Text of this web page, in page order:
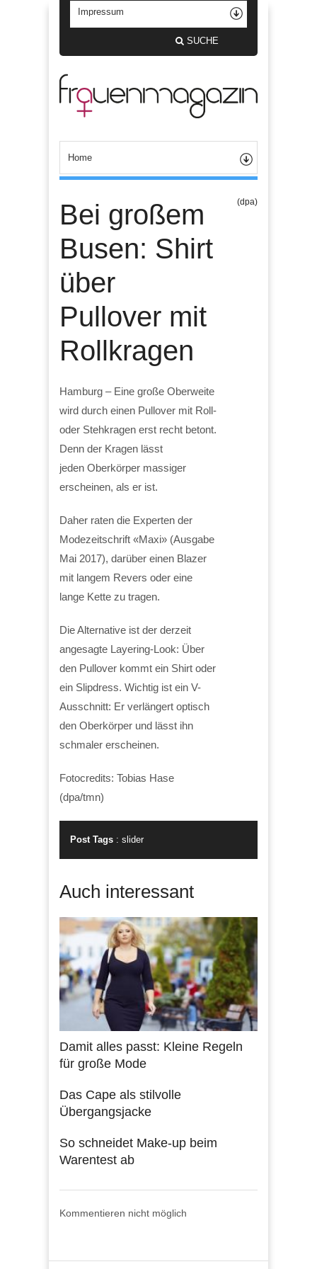
SUCHE
Bei großem
Busen: Shirt
über
Pullover mit
Rollkragen
(dpa)
Hamburg – Eine große Oberweite
wird durch einen Pullover mit Roll-
oder Stehkragen erst recht betont.
Denn der Kragen lässt
jeden Oberkörper massiger
erscheinen, als er ist.
Daher raten die Experten der
Modezeitschrift «Maxi» (Ausgabe
Mai 2017), darüber einen Blazer
mit langem Revers oder eine
lange Kette zu tragen.
Die Alternative ist der derzeit
angesagte Layering-Look: Über
den Pullover kommt ein Shirt oder
ein Slipdress. Wichtig ist ein V-
Ausschnitt: Er verlängert optisch
den Oberkörper und lässt ihn
schmaler erscheinen.
Fotocredits: Tobias Hase
(dpa/tmn)
Post Tags : slider
Auch interessant
Damit alles passt: Kleine Regeln
für große Mode
Das Cape als stilvolle
Übergangsjacke
So schneidet Make-up beim
Warentest ab
Kommentieren nicht möglich